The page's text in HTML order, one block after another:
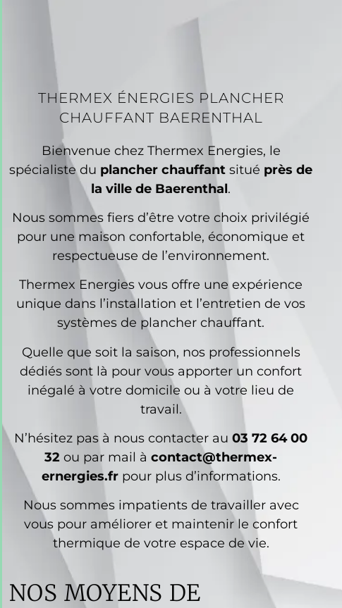
THERMEX ÉNERGIES PLANCHER
CHAUFFANT BAERENTHAL
Bienvenue chez Thermex Energies, le
spécialiste du plancher chauffant situé près de
la ville de Baerenthal.
Nous sommes fiers d’être votre choix privilégié
pour une maison confortable, économique et
respectueuse de l’environnement.
Thermex Energies vous offre une expérience
unique dans l’installation et l’entretien de vos
systèmes de plancher chauffant.
Quelle que soit la saison, nos professionnels
dédiés sont là pour vous apporter un confort
inégalé à votre domicile ou à votre lieu de
travail.
N’hésitez pas à nous contacter au 03 72 64 00
32 ou par mail à contact@thermex-
ernergies.frpour plus d’informations.
Nous sommes impatients de travailler avec
vous pour améliorer et maintenir le confort
thermique de votre espace de vie.
NOS MOYENS DE